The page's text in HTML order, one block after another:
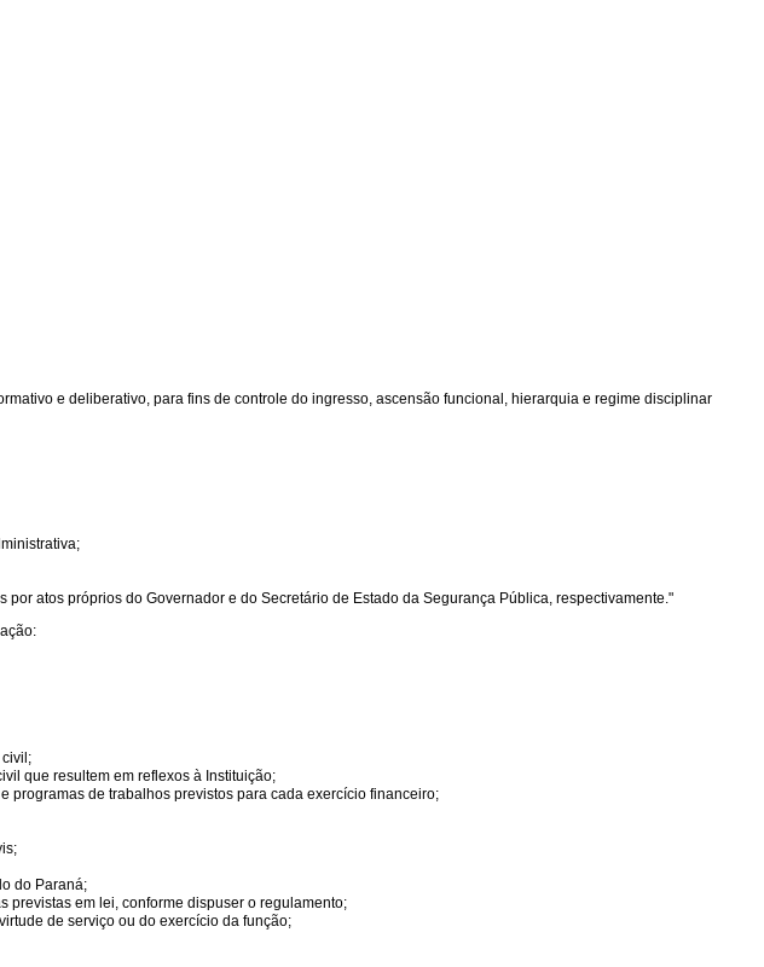
e deliberativo, para fins de controle do ingresso, ascensão funcional, hierarquia e regime disciplinar
atos próprios do Governador e do Secretário de Estado da Segurança Pública, respectivamente."
que resultem em reflexos à Instituição;
programas de trabalhos previstos para cada exercício financeiro;
do Paraná;
previstas em lei, conforme dispuser o regulamento;
de serviço ou do exercício da função;